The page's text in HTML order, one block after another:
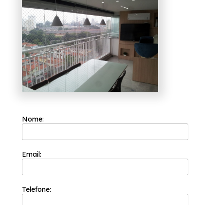
Protavi Vidros para solicitar produtos e
serviços do ramo de engenharia de vidros e
ter suas necessidades atendidas, por
exemplo, portas de vidro, box para banheiros
e envidraçamento de sacadas. Com nossos
serviços você pode encontrar o que almeja,
fale conosco!
Nome:
Email:
Telefone: